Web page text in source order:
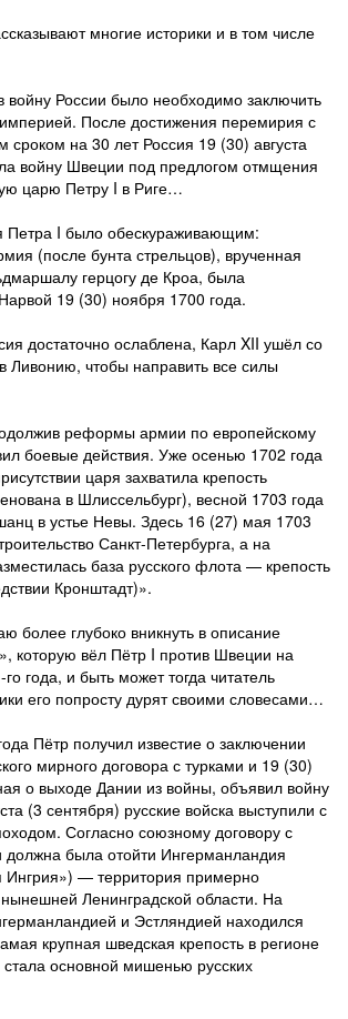
многие историки и в том числе
войну России было необходимо заключить
После достижения перемирия с
сроком на 30 лет Россия 19 (30) августа
войну Швеции под предлогом отмщения
царю Петру I в Риге…
Петра I было обескураживающим:
(после бунта стрельцов), врученная
герцогу де Кроа, была
19 (30) ноября 1700 года.
достаточно ослаблена, Карл XII ушёл со
Ливонию, чтобы направить все силы
реформы армии по европейскому
боевые действия. Уже осенью 1702 года
царя захватила крепость
в Шлиссельбург), весной 1703 года
в устье Невы. Здесь 16 (27) мая 1703
Санкт-Петербурга, а на
база русского флота — крепость
Кронштадт)».
более глубоко вникнуть в описание
которую вёл Пётр I против Швеции на
года, и быть может тогда читатель
его попросту дурят своими словесами…
Пётр получил известие о заключении
мирного договора с турками и 19 (30)
о выходе Дании из войны, объявил войну
(3 сентября) русские войска выступили с
Согласно союзному договору с
должна была отойти Ингерманландия
Ингрия») — территория примерно
Ленинградской области. На
и Эстляндией находился
крупная шведская крепость в регионе
основной мишенью русских